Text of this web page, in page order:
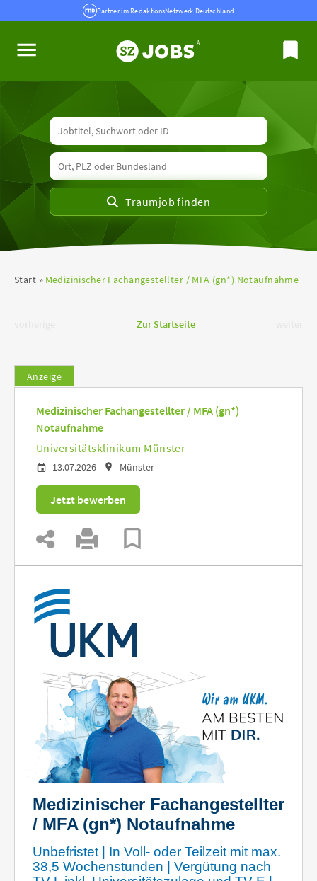
Partner im RedaktionsNetzwerk Deutschland
Start Medizinischer Fachangestellter / MFA (gn*) Notaufnahme
Zur Startseite
Anzeige
Medizinischer Fachangestellter / MFA (gn*)
Notaufnahme
Universitätsklinikum Münster
13.07.2026 Münster
Jetzt bewerben